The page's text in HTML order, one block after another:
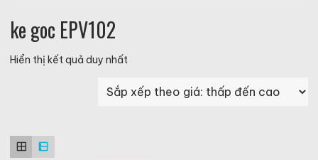
ke goc EPV102
Hiển thị kết quả duy nhất